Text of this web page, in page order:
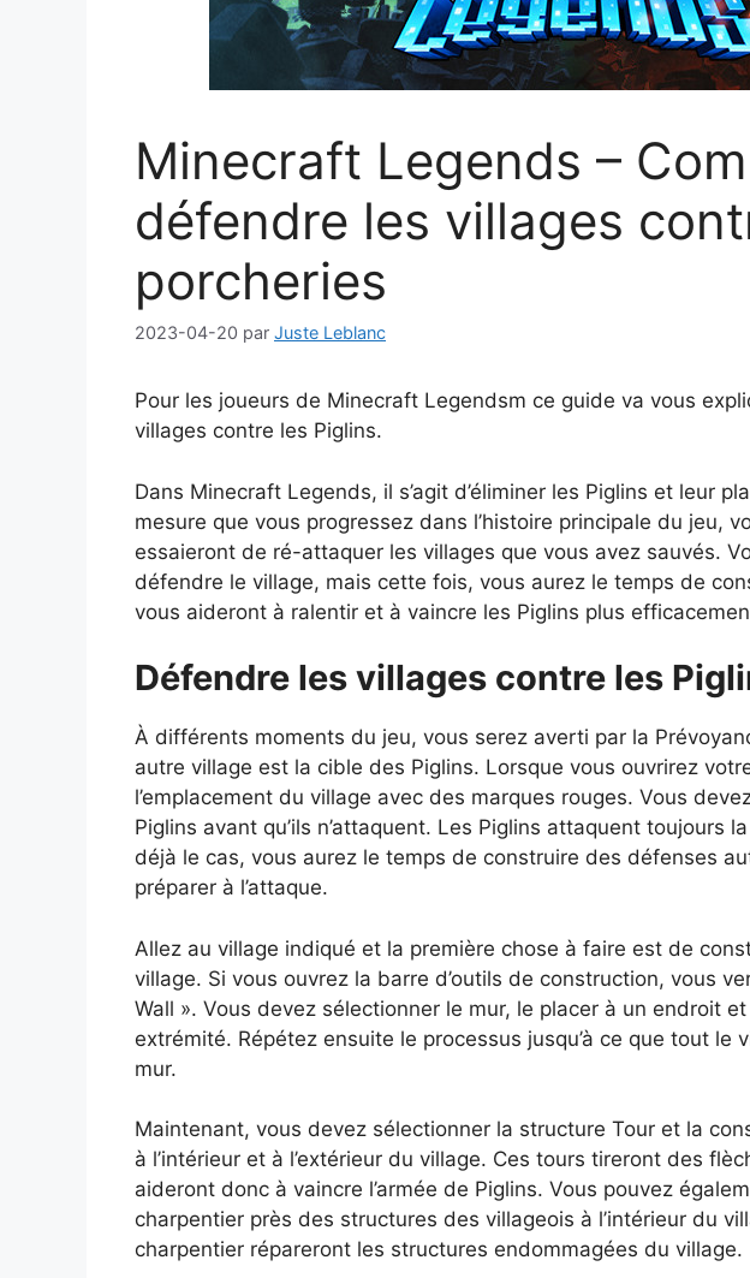
Minecraft Legends –
défendre les villages
porcheries
2023-04-20 par Juste Leblanc
Pour les joueurs de Minecraft Legendsm ce guide va vous
villages contre les Piglins.
Dans Minecraft Legends, il s’agit d’éliminer les Piglins et leur
mesure que vous progressez dans l’histoire principale du jeu,
essaieront de ré-attaquer les villages que vous avez sauvés.
défendre le village, mais cette fois, vous aurez le temps de
vous aideront à ralentir et à vaincre les Piglins plus
Défendre les villages contre les
À différents moments du jeu, vous serez averti par la
autre village est la cible des Piglins. Lorsque vous ouvrirez
l’emplacement du village avec des marques rouges. Vous
Piglins avant qu’ils n’attaquent. Les Piglins attaquent toujours
déjà le cas, vous aurez le temps de construire des défenses
préparer à l’attaque.
Allez au village indiqué et la première chose à faire est de
village. Si vous ouvrez la barre d’outils de construction, vous
Wall ». Vous devez sélectionner le mur, le placer à un endroit et
extrémité. Répétez ensuite le processus jusqu’à ce que tout le
mur.
Maintenant, vous devez sélectionner la structure Tour et la
à l’intérieur et à l’extérieur du village. Ces tours tireront des
aideront donc à vaincre l’armée de Piglins. Vous pouvez
charpentier près des structures des villageois à l’intérieur du
charpentier répareront les structures endommagées du village.